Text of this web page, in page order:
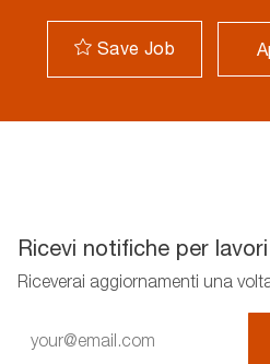
Save Job
Ricevi notifiche per lavori
Riceverai aggiornamenti una
Email